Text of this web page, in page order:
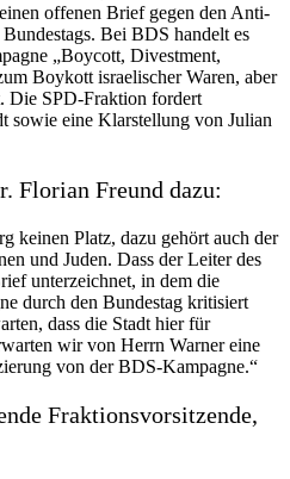
offenen Brief gegen den Anti-
Bei BDS handelt es
„Boycott, Divestment,
Boykott israelischer Waren, aber
Die SPD-Fraktion fordert
sowie eine Klarstellung von Julian
Florian Freund dazu:
keinen Platz, dazu gehört auch der
und Juden. Dass der Leiter des
unterzeichnet, in dem die
durch den Bundestag kritisiert
dass die Stadt hier für
wir von Herrn Warner eine
von der BDS-Kampagne.“
Fraktionsvorsitzende,